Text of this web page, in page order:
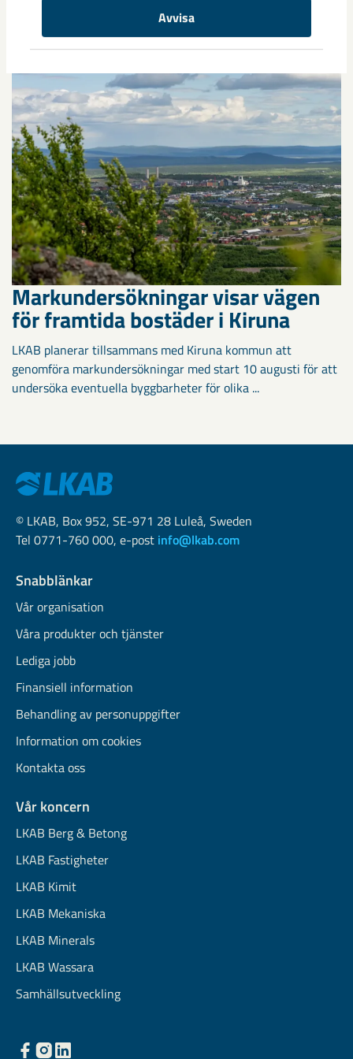
Avvisa
Kirunaborna fick under helgen uppleva handboll på hög nivå
när ungdomslandslag från Sverige, Norge, Portugal och
Spanien möttes i Scandiberico ...
Markundersökningar visar vägen
för framtida bostäder i Kiruna
LKAB planerar tillsammans med Kiruna kommun att
genomföra markundersökningar med start 10 augusti för att
undersöka eventuella byggbarheter för olika ...
© LKAB, Box 952, SE-971 28 Luleå, Sweden
Tel 0771-760 000, e-post info@lkab.com
Snabblänkar
Vår organisation
Våra produkter och tjänster
Lediga jobb
Finansiell information
Behandling av personuppgifter
Information om cookies
Kontakta oss
Vår koncern
LKAB Berg & Betong
LKAB Fastigheter
LKAB Kimit
LKAB Mekaniska
LKAB Minerals
LKAB Wassara
Samhällsutveckling